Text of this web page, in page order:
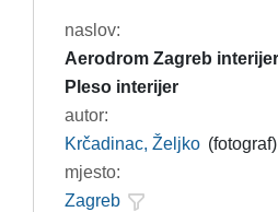
naslov:
Aerodrom Zagreb
Pleso interijer
autor:
Krčadinac, Željko (fotograf)
mjesto:
Zagreb